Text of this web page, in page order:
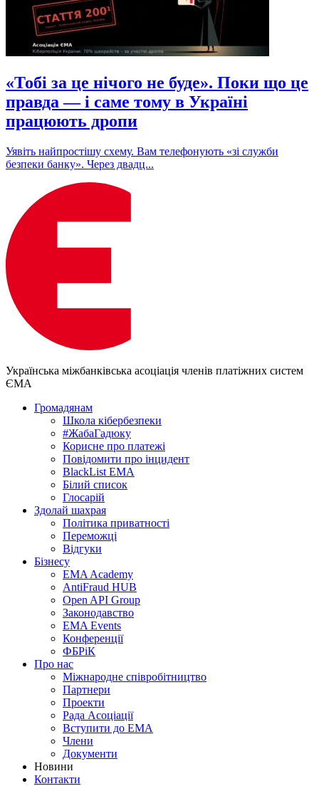
«Тобі за це нічого не буде». Поки що це
правда — і саме тому в Україні
працюють дропи
Уявіть найпростішу схему. Вам телефонують «зі служби
безпеки банку». Через двадц...
Українська міжбанківська асоціація членів платіжних систем
ЄМА
Громадянам
Школа кібербезпеки
#ЖабаГадюку
Корисне про платежі
Повідомити про інцидент
BlackList EMA
Білий список
Глосарій
Здолай шахрая
Політика приватності
Переможцi
Відгуки
Бізнесу
EMA Academy
AntiFraud HUB
Open API Group
Законодавство
EMA Events
Конференції
ФБРіК
Про нас
Міжнародне співробітництво
Партнери
Проекти
Рада Асоціації
Вступити до ЕМА
Члени
Документи
Новини
Контакти